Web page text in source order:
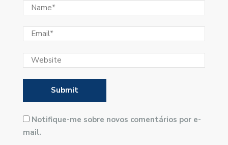
Notifique-me sobre novos comentários por e-
mail.